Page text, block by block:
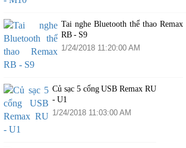
Tai nghe Bluetooth thể thao Remax
RB - S9
1/24/2018 11:20:00 AM
Củ sạc 5 cổng USB Remax RU
- U1
1/24/2018 11:03:00 AM